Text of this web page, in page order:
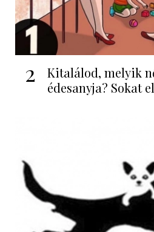
2
Kitalálod, melyik
édesanyja? Sokat